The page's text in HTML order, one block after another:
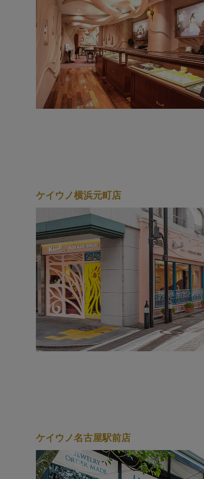
ケイウノ横浜元町店
ケイウノ名古屋駅前店